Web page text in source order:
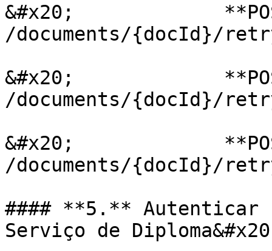
&#x20;
/documents/{docId}/
&#x20;
/documents/{docId}/
&#x20;
/documents/{docId}/
#### **5.** Autenticar
Serviço de